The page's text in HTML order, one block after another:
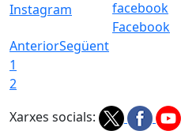
Instagram
Facebook
AnteriorSegüent
1
2
Xarxes socials: